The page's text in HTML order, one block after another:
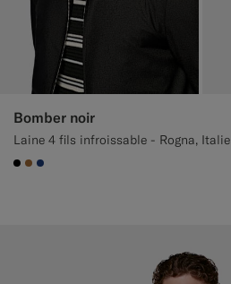
Bomber noir
Laine 4 fils infroissable - Rogna, Italie
#000000
#A56C36
#1C3D7A